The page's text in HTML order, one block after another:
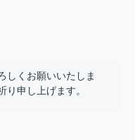
しくお願いいたしま
り申し上げます。